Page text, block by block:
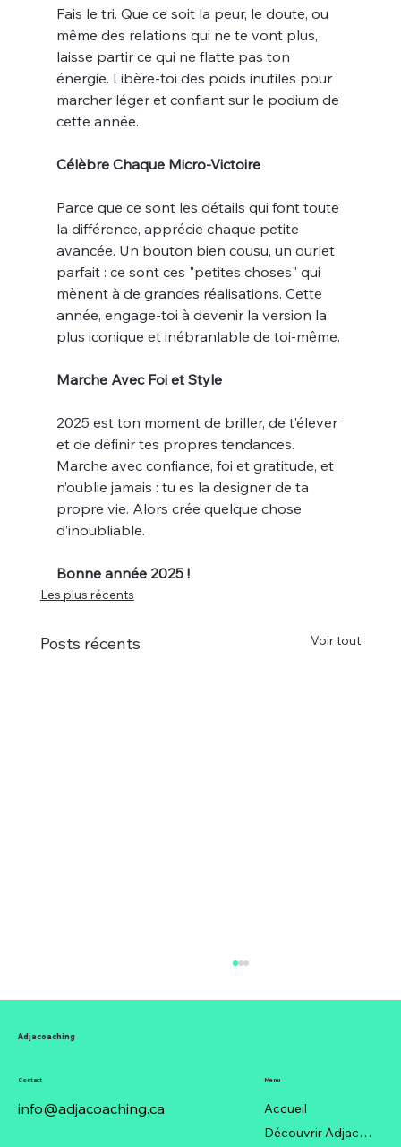
Fais le tri. Que ce soit la peur, le doute, ou
même des relations qui ne te vont plus,
laisse partir ce qui ne flatte pas ton
énergie. Libère-toi des poids inutiles pour
marcher léger et confiant sur le podium de
cette année.
Célèbre Chaque Micro-Victoire
Parce que ce sont les détails qui font toute
la différence, apprécie chaque petite
avancée. Un bouton bien cousu, un ourlet
parfait : ce sont ces "petites choses" qui
mènent à de grandes réalisations. Cette
année, engage-toi à devenir la version la
plus iconique et inébranlable de toi-même.
Marche Avec Foi et Style
2025 est ton moment de briller, de t’élever
et de définir tes propres tendances.
Marche avec confiance, foi et gratitude, et
n’oublie jamais : tu es la designer de ta
propre vie. Alors crée quelque chose
d’inoubliable.
Bonne année 2025 !
Les plus récents
Posts récents Voir tout
Adjacoaching
info@adjacoaching.ca
Contact Menu
Accueil
Découvrir Adjacoaching